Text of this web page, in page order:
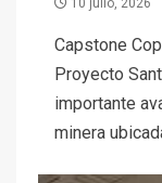
Capstone
Proyecto
importante
minera